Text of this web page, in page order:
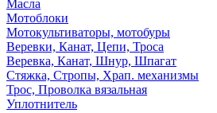
Масла
Мотоблоки
Мотокультиваторы, мотобуры
Веревки, Канат, Цепи, Троса
Веревка, Канат, Шнур, Шпагат
Стяжка, Стропы, Храп. механизмы
Трос, Проволка вязальная
Уплотнитель